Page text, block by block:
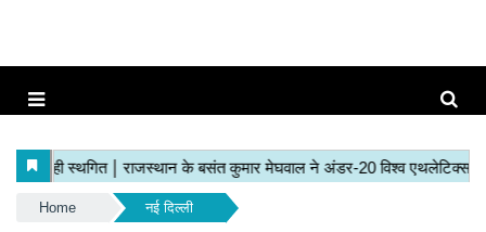
Home नई दिल्ली